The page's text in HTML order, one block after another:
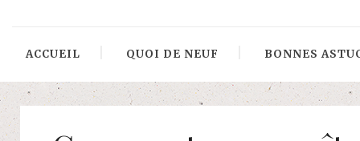
ACCUEIL QUOI DE NEUF BONNES